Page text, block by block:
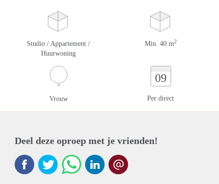
Studio / Appartement /
Huurwoning
Min. 40 m2
Vrouw
09
Per direct
Deel deze oproep met je vrienden!